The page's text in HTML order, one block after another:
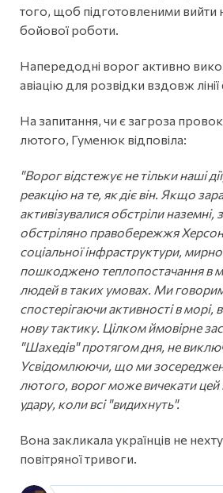
того, щоб підготовленими вийти
бойової роботи.
Напередодні ворог активно
авіацію для розвідки вздовж
На запитання, чи є загроза
лютого, Гуменюк відповіла:
"Ворог відстежує не тільки наші
реакцію на те, як діє він. Якщо
активізувалися обстріли наземні,
обстріляно правобережжя
соціальної інфраструктури,
пошкоджено теплопостачання в
людей в таких умовах. Ми
спостерігаючи активності в
нову тактику. Цілком ймовірне
"Шахедів" протягом дня, не
Усвідомлюючи, що ми
лютого, ворог може вичекати цей
удару, коли всі "видихнуть".
Вона закликала українців не
повітряної тривоги.